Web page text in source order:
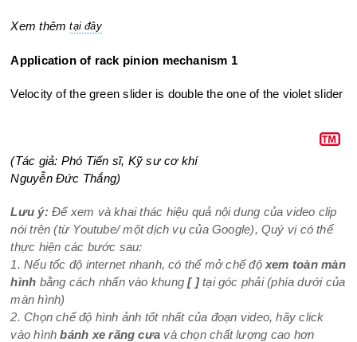
Xem thêmtại đây
Application of rack pinion mechanism 1
Velocity of the green slider is double the one of the violet slider
(Tác giả: Phó Tiến sĩ, Kỹ sư cơ khí
Nguyễn Đức Thắng)
Lưu ý:Để xem và khai thác hiệu quả nội dung của video clip
nói trên (từ Youtube/ một dịch vụ của Google), Quý vị có thể
thực hiện các bước sau:
1. Nếu tốc độ internet nhanh, có thể mở chế độ xem toàn màn
hình bằng cách nhấn vào khung [ ] tại góc phải (phía dưới của
màn hình)
2. Chọn chế độ hình ảnh tốt nhất của đoạn video, hãy click
vào hình bánh xe răng cưa và chọn chất lượng cao hơn